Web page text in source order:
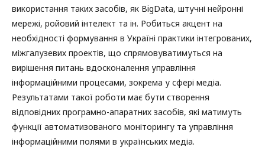
використання таких засобів, як BigData, штучні нейронні
мережі, ройовий інтелект та ін. Робиться акцент на
необхідності формування в Україні практики інтегрованих,
міжгалузевих проектів, що спрямовуватимуться на
вирішення питань вдосконалення управління
інформаційними процесами, зокрема у сфері медіа.
Результатами такої роботи має бути створення
відповідних програмно-апаратних засобів, які матимуть
функції автоматизованого моніторингу та управління
інформаційними полями в українських медіа.